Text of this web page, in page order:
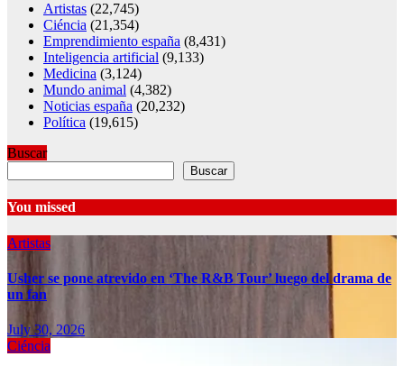
Artistas (22,745)
Ciéncia (21,354)
Emprendimiento españa (8,431)
Inteligencia artificial (9,133)
Medicina (3,124)
Mundo animal (4,382)
Noticias españa (20,232)
Política (19,615)
Buscar
Buscar
You missed
Artistas
Usher se pone atrevido en ‘The R&B Tour’ luego del drama de
un fan
July 30, 2026
Ciéncia